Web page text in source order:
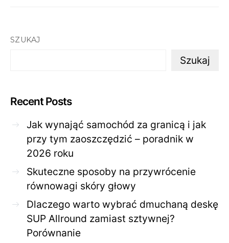
SZUKAJ
Szukaj
Recent Posts
Jak wynająć samochód za granicą i jak
przy tym zaoszczędzić – poradnik w
2026 roku
Skuteczne sposoby na przywrócenie
równowagi skóry głowy
Dlaczego warto wybrać dmuchaną deskę
SUP Allround zamiast sztywnej?
Porównanie